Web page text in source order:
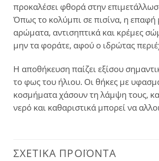
προκαλέσει φθορά στην
Όπως το κολύμπι σε πισίνα, η επαφή
αρώματα, αντισηπτικά και κρέμες
μην τα φοράτε, αφού ο ιδρώτας
Η αποθήκευση παίζει εξίσου
το φως του ήλιου. Οι θήκες με
κοσμήματα χάσουν τη λάμψη τους,
νερό και καθαριστικά μπορεί να
ΣΧΕΤΙΚΆ ΠΡΟΪΌΝΤΑ